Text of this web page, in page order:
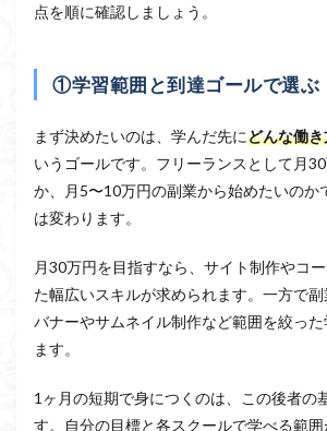
点を順に確認しましょう。
①学習範囲と到達ゴールで選ぶ
まず決めたいのは、学んだ先にどんな働
いうゴールです。フリーランスとして月
か、月5〜10万円の副業から始めたいのか
は変わります。
月30万円を目指すなら、サイト制作やコ
た幅広いスキルが求められます。一方で副
バナーやサムネイル制作など範囲を絞っ
ます。
1ヶ月の短期で身につくのは、この後者の
す。自分の目標と各スクールで学べる範